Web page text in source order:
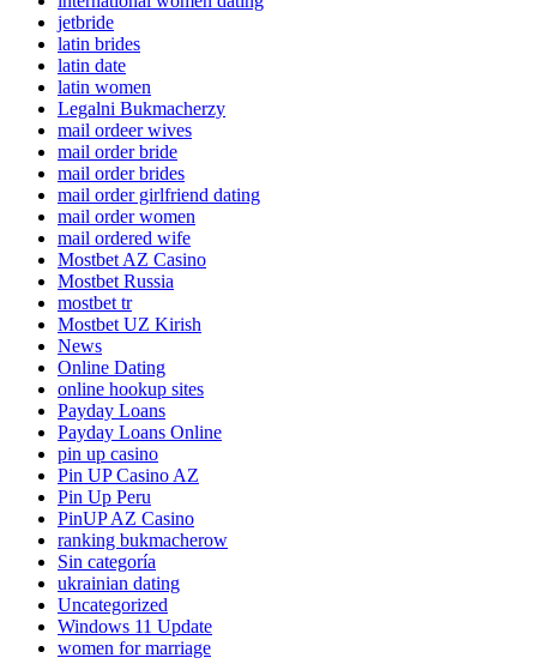
jetbride
latin brides
latin date
latin women
Legalni Bukmacherzy
mail ordeer wives
mail order bride
mail order brides
mail order girlfriend dating
mail order women
mail ordered wife
Mostbet AZ Casino
Mostbet Russia
mostbet tr
Mostbet UZ Kirish
News
Online Dating
online hookup sites
Payday Loans
Payday Loans Online
pin up casino
Pin UP Casino AZ
Pin Up Peru
PinUP AZ Casino
ranking bukmacherow
Sin categoría
ukrainian dating
Uncategorized
Windows 11 Update
women for marriage